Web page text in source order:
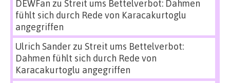
DEWFan zu Streit ums Bettelverbot: Dahmen
fühlt sich durch Rede von Karacakurtoglu
angegriffen
Ulrich Sanderzu Streit ums Bettelverbot:
Dahmen fühlt sich durch Rede von
Karacakurtoglu angegriffen